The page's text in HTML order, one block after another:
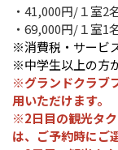
・41,000円/１室2
・69,000円/１室1
※消費税・サービ
※中学生以上の方
※グランドクラブ
用いただけます。
※2日目の観光タ
は、ご予約時にご